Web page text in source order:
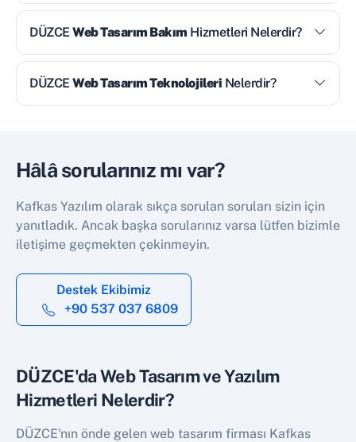
DÜZCEWeb Tasarım Bakım Hizmetleri Nelerdir?
DÜZCEWeb Tasarım Teknolojileri Nelerdir?
Hâlâ sorularınız mı var?
Kafkas Yazılım olarak sıkça sorulan soruları sizin için
yanıtladık. Ancak başka sorularınız varsa lütfen bizimle
iletişime geçmekten çekinmeyin.
Destek Ekibimiz
+90 537 037 6809
DÜZCE'da Web Tasarım ve Yazılım
Hizmetleri Nelerdir?
DÜZCE'nın önde gelen web tasarım firması Kafkas